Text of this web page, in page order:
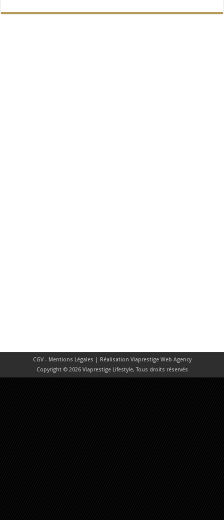
CGV - Mentions Légales | Réalisation Viaprestige Web Agency
Copyright © 2026 Viaprestige Lifestyle, Tous droits réservés